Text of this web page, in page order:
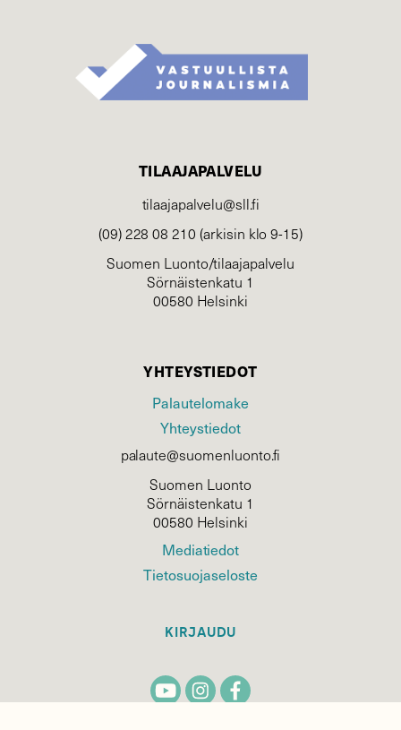
TILAAJAPALVELU
tilaajapalvelu@sll.fi
(09) 228 08 210 (arkisin klo 9-15)
Suomen Luonto/tilaajapalvelu
Sörnäistenkatu 1
00580 Helsinki
YHTEYSTIEDOT
Palautelomake
Yhteystiedot
palaute@suomenluonto.fi
Suomen Luonto
Sörnäistenkatu 1
00580 Helsinki
Mediatiedot
Tietosuojaseloste
KIRJAUDU